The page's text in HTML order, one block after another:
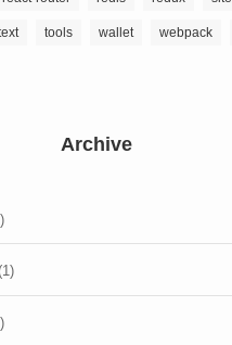
tools wallet webpack
Archive